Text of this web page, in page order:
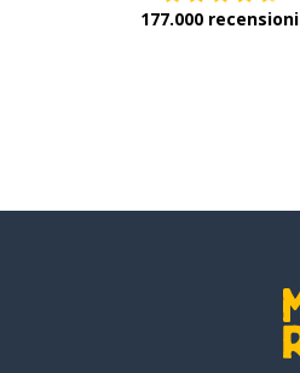
177.000 recensioni